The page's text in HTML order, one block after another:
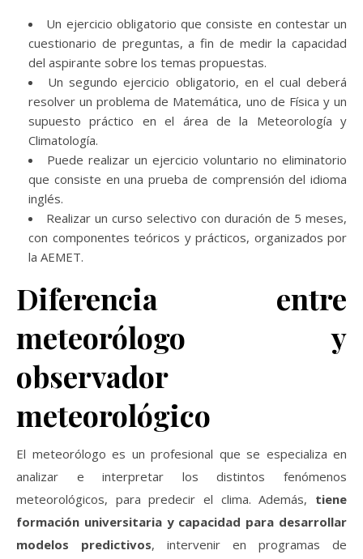
Un ejercicio obligatorio que consiste en contestar un
cuestionario de preguntas, a fin de medir la capacidad
del aspirante sobre los temas propuestas.
Un segundo ejercicio obligatorio, en el cual deberá
resolver un problema de Matemática, uno de Física y un
supuesto práctico en el área de la Meteorología y
Climatología.
Puede realizar un ejercicio voluntario no eliminatorio
que consiste en una prueba de comprensión del idioma
inglés.
Realizar un curso selectivo con duración de 5 meses,
con componentes teóricos y prácticos, organizados por
la AEMET.
Diferencia entre
meteorólogo y
observador
meteorológico
El meteorólogo es un profesional que se especializa en
analizar e interpretar los distintos fenómenos
meteorológicos, para predecir el clima. Además, tiene
formación universitaria y capacidad para desarrollar
modelos predictivos, intervenir en programas de